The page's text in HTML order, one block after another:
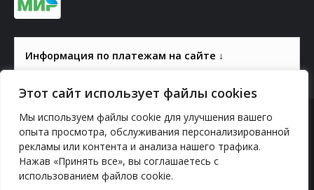
Этот сайт использует файлы cookies
Мы используем файлы cookie для улучшения вашего
опыта просмотра, обслуживания персонализированной
рекламы или контента и анализа нашего трафика.
Нажав «Принять все», вы соглашаетесь с
использованием файлов cookie.
Информация по платежам на сайте ↓
© 2000-2026, ГАУК СОМ КВЦ
Политика конфиденциальности
YouTube
vk.com